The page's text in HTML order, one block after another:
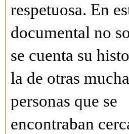
respetuosa. En
documental no
se cuenta su
la de otras
personas que se
encontraban